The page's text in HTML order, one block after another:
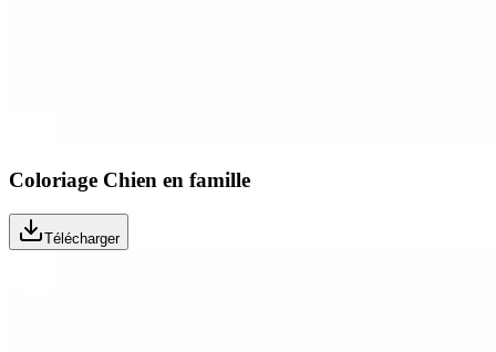
Coloriage Chien en famille
Télécharger